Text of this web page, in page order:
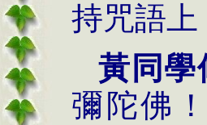
持咒語
黃同學
彌陀佛